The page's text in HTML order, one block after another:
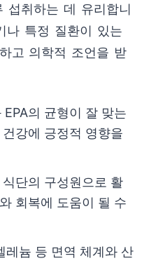
섭취하는 데 유리합니
나 특정 질환이 있는
고 의학적 조언을 받
의 균형이 잘 맞는
강에 긍정적 영향을
단의 구성원으로 활
회복에 도움이 될 수
레늄 등 면역 체계와 산